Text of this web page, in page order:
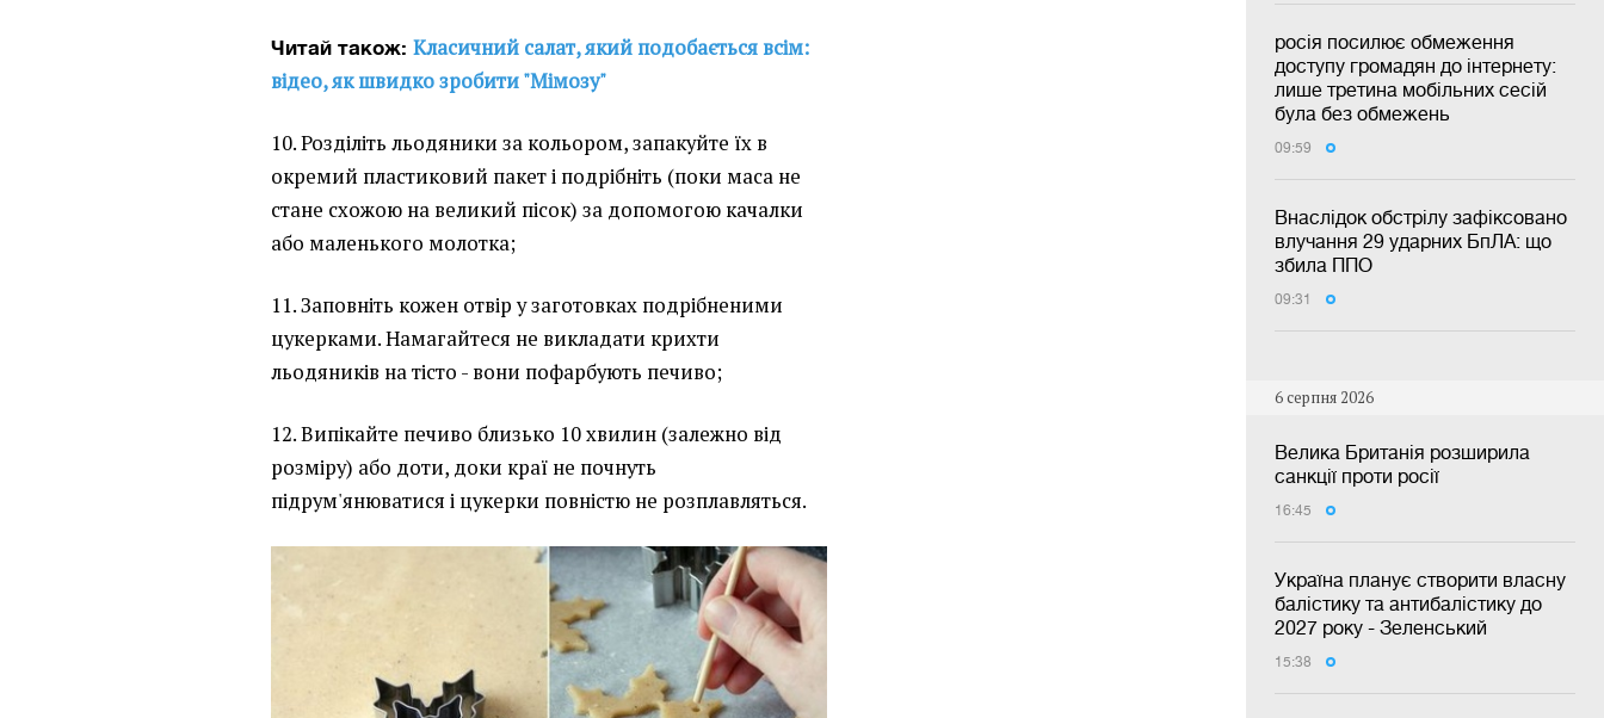
росія посилює обмеження
доступу громадян до інтернету:
лише третина мобільних сесій
була без обмежень
09:59
Внаслідок обстрілу зафіксовано
влучання 29 ударних БпЛА: що
збила ППО
09:31
6 серпня 2026
Велика Британія розширила
санкції проти росії
16:45
Україна планує створити власну
балістику та антибалістику до
2027 року - Зеленський
15:38
Читай також:Класичний салат, який подобається всім:
відео, як швидко зробити "Мімозу"
10. Розділіть льодяники за кольором, запакуйте їх в
окремий пластиковий пакет і подрібніть (поки маса не
стане схожою на великий пісок) за допомогою качалки
або маленького молотка;
11. Заповніть кожен отвір у заготовках подрібненими
цукерками. Намагайтеся не викладати крихти
льодяників на тісто - вони пофарбують печиво;
12. Випікайте печиво близько 10 хвилин (залежно від
розміру) або доти, доки краї не почнуть
підрум'янюватися і цукерки повністю не розплавляться.